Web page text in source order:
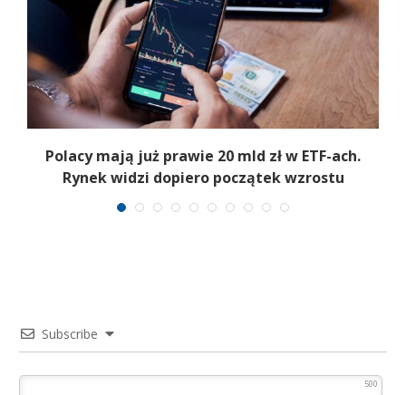
Polacy mają już prawie 20 mld zł w ETF-ach.
Rynek widzi dopiero początek wzrostu
Subscribe
500